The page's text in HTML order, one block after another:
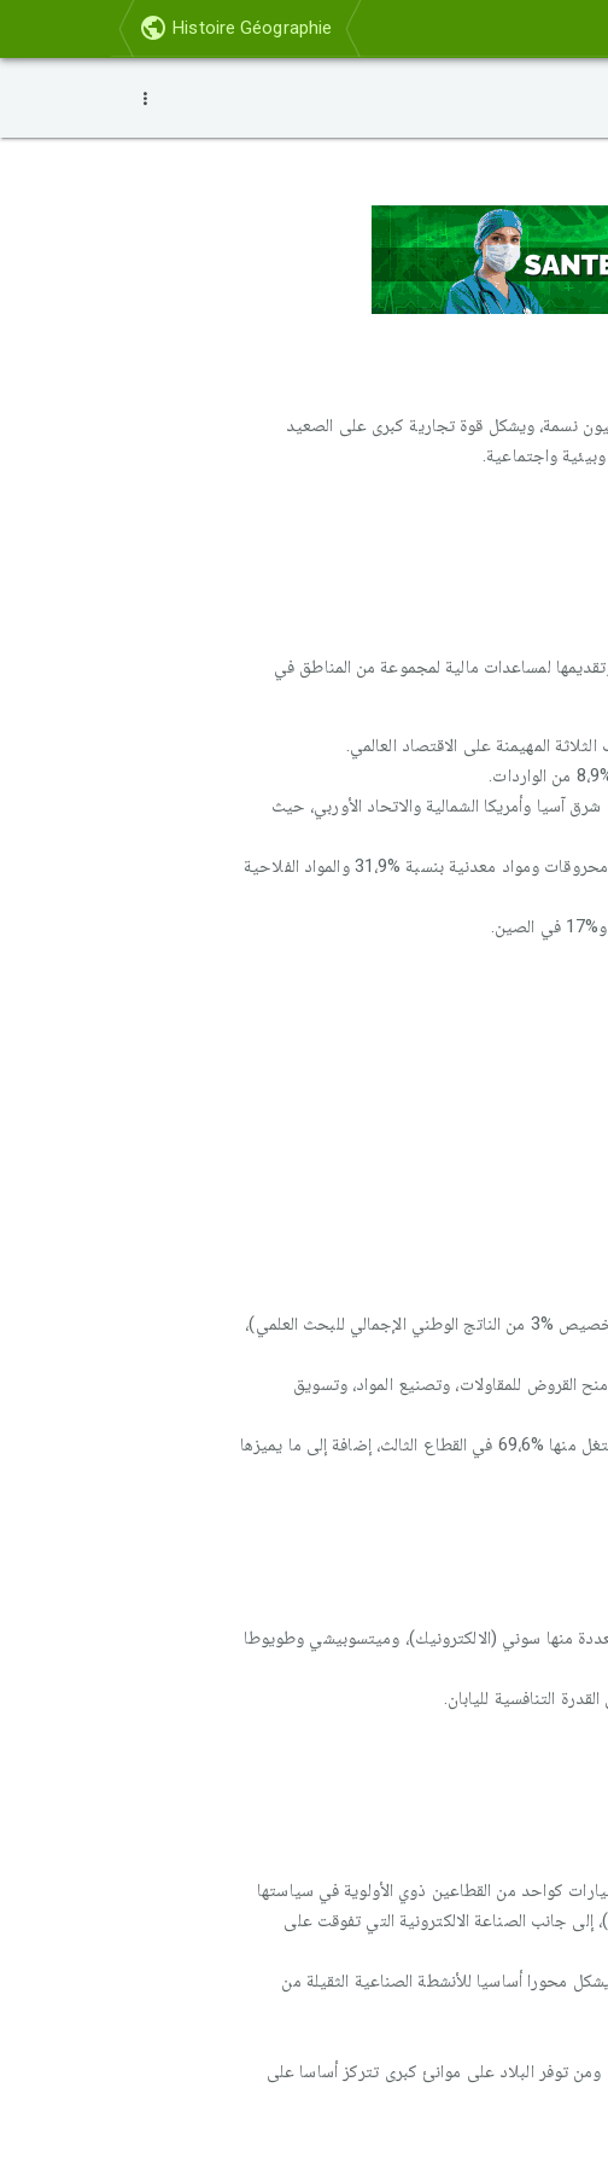
Histoire Géographie
عبارة عن أرخبيل يمتد على شكل قوس شرق آسيا، تبلغ مساحته 378000 كلم مربعا، ويسكنه حوالي 127،9 مليون نسمة، ويشكل قوة تجارية كبرى على الصعيد
واجتماعية.
لمساعدات مالية لمجموعة من المناطق في
آسيا وأمريكا الشمالية والاتحاد الأوربي، حيث
بنية تجارية قوية: تمثل فيها المواد الصناعية نسبة كبيرة %91،9 من الصادرات، أما الواردات فتتكون أساسا من محروقات ومواد معدنية بنسبة %31،9 والمواد الفلاحية
دور الدولة: تقديم المساعدات والمعلومات للمقاولات، تشجيع البحث العلمي من أجل تنمية الصناعة والتجارة (تخصيص %3 من الناتج الوطني الإجمالي للبحث العلمي)،
القروض للمقاولات، وتصنيع المواد، وتسويق
دور السكان: التوفر على كثافة سكانية مهمة 127،9 مليون نسمة، تمثل فيها الفئة القادرة على العمل %66،7، يشتغل منها %69،6 في القطاع الثالث، إضافة إلى ما يميزها
منها سوني (الالكترونيك)، وميتسوبيشي وطويوطا
التنافسية لليابان.
كواحد من القطاعين ذوي الأولوية في سياستها
10 ملايين وحدة (المرتبة الأولى عالميا)، إلى جانب الصناعة الالكترونية التي تفوقت على
محورا أساسيا للأنشطة الصناعية الثقيلة من
توفر البلاد على موانئ كبرى تتركز أساسا على